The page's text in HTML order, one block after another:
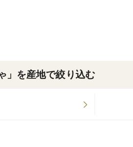
」を産地で絞り込む